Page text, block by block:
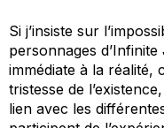
Si j’insiste sur
personnages d’Infinite
immédiate à la réalité,
tristesse de
lien avec les